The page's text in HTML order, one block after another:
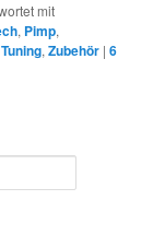
mit
, Pimp,
Tuning,Zubehör |6